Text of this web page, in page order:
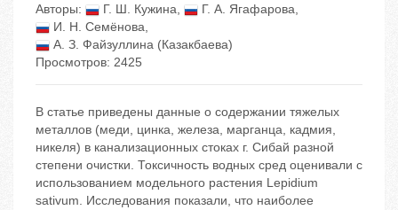
Авторы:
Г. Ш. Кужина, Г. А. Ягафарова,
И. Н. Семёнова,
А. З. Файзуллина (Казакбаева)
Просмотров: 2425
В статье приведены данные о содержании тяжелых
металлов (меди, цинка, железа, марганца, кадмия,
никеля) в канализационных стоках г. Сибай разной
степени очистки. Токсичность водных сред оценивали с
использованием модельного растения Lepidium
sativum. Исследования показали, что наиболее